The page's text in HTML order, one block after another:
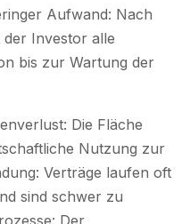
Aufwand: Nach
Investor alle
bis zur Wartung der
Die Fläche
Nutzung zur
Verträge laufen oft
sind schwer zu
Der